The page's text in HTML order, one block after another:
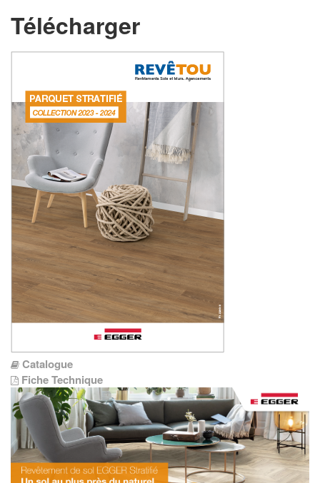
Télécharger
Catalogue
Fiche Technique